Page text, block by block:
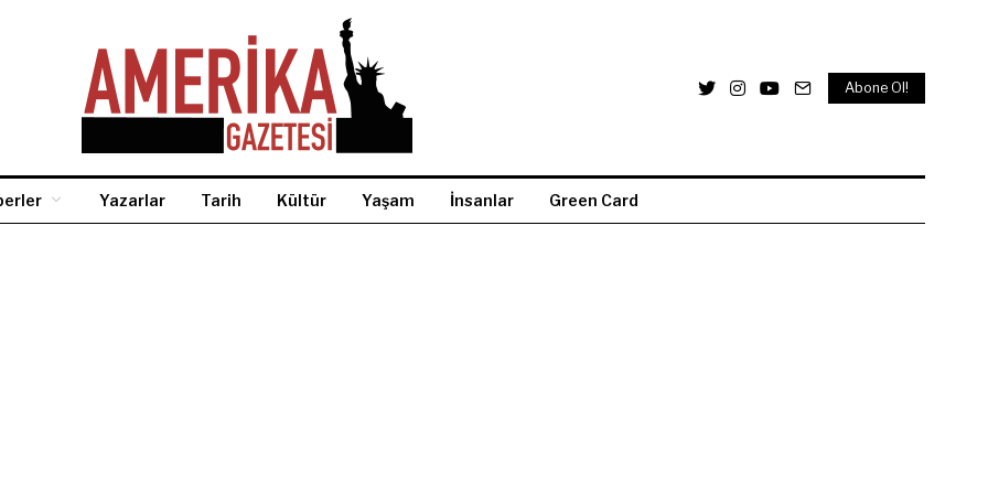
Abone Ol!
Yazarlar Tarih Kültür Yaşam İnsanlar Green Card